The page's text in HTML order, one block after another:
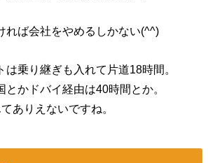
れば会社をやめるしかない(^^)
は乗り継ぎも入れて片道18時間。
かドバイ経由は40時間とか。
ありえないですね。